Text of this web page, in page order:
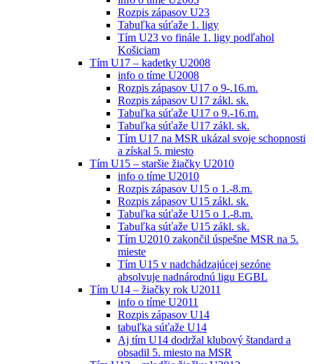
Rozpis zápasov U23
Tabuľka súťaže 1. ligy
Tím U23 vo finále 1. ligy podľahol
Košiciam
Tím U17 – kadetky U2008
info o tíme U2008
Rozpis zápasov U17 o 9-.16.m.
Rozpis zápasov U17 zákl. sk.
Tabuľka súťaže U17 o 9.-16.m.
Tabuľka súťaže U17 zákl. sk.
Tím U17 na MSR ukázal svoje schopnosti
a získal 5. miesto
Tím U15 – staršie žiačky U2010
info o tíme U2010
Rozpis zápasov U15 o 1.-8.m.
Rozpis zápasov U15 zákl. sk.
Tabuľka súťaže U15 o 1.-8.m.
Tabuľka súťaže U15 zákl. sk.
Tím U2010 zakončil úspešne MSR na 5.
mieste
Tím U15 v nadchádzajúcej sezóne
absolvuje nadnárodnú ligu EGBL
Tím U14 – žiačky rok U2011
info o tíme U2011
Rozpis zápasov U14
tabuľka súťaže U14
Aj tím U14 dodržal klubový štandard a
obsadil 5. miesto na MSR